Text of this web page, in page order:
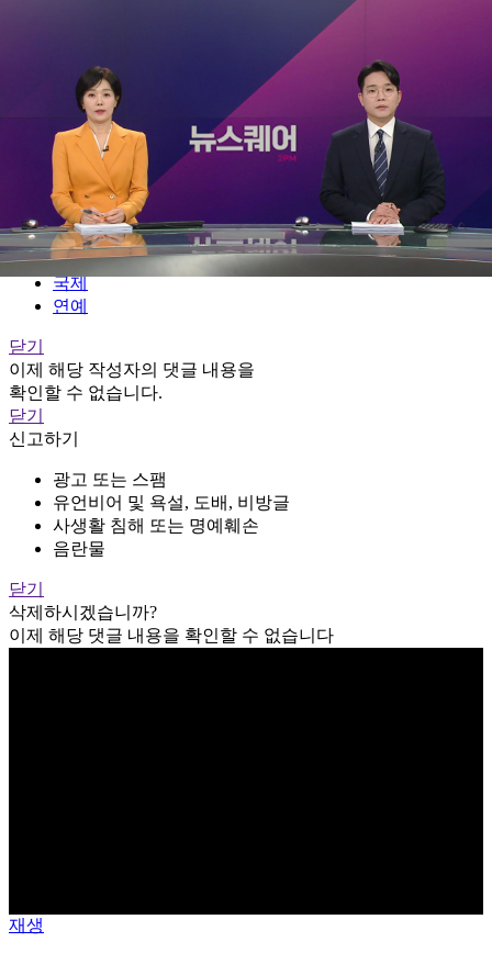
YTN
TV프로그램
홈
정치
경제
사회
국제
연예
닫기
이제 해당 작성자의 댓글 내용을
확인할 수 없습니다.
닫기
신고하기
광고 또는 스팸
유언비어 및 욕설, 도배, 비방글
사생활 침해 또는 명예훼손
음란물
닫기
삭제하시겠습니까?
이제 해당 댓글 내용을 확인할 수 없습니다
재생